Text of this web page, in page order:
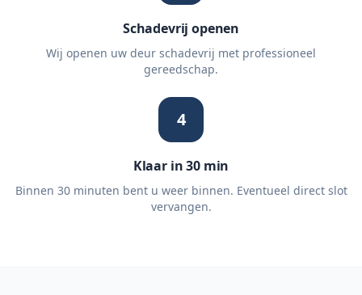
Schadevrij openen
Wij openen uw deur schadevrij met professioneel
gereedschap.
4
Klaar in 30 min
Binnen 30 minuten bent u weer binnen. Eventueel direct slot
vervangen.